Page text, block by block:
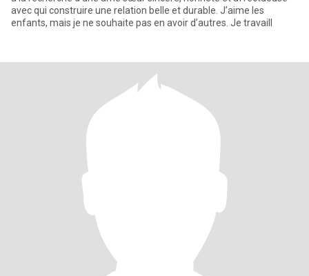
avec qui construire une relation belle et durable. J’aime les
enfants, mais je ne souhaite pas en avoir d’autres. Je travaill